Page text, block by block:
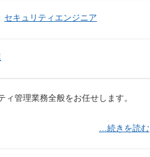
セキュリティエンジニア
管理業務全般をお任せします。
…続きを読む